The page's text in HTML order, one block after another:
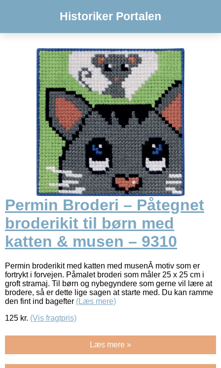
Historiker Portalen
Permin Broderi – Påtegnet
broderikit til børn med
katten & musen – 9310
Permin broderikit med katten med musenÂ motiv som er
fortrykt i forvejen. Påmalet broderi som måler 25 x 25 cm i
groft stramaj. Til børn og nybegyndere som gerne vil lære at
brodere, så er dette lige sagen at starte med. Du kan ramme
den fint ind bagefter (Læs mere)
125 kr. (Vis fragtpris)
Læs mere »